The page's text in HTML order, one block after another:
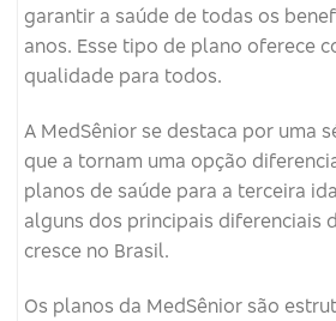
garantir a saúde de todas os
anos. Esse tipo de plano oferece
qualidade para todos.
A MedSênior se destaca por uma
que a tornam uma opção
planos de saúde para a terceira
alguns dos principais diferenciais
cresce no Brasil.
Os planos da MedSênior são